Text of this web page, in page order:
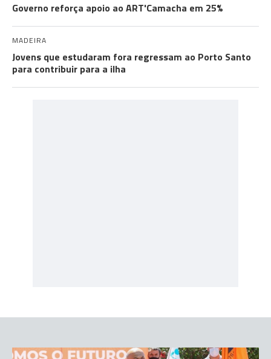
Governo reforça apoio ao ART'Camacha em 25%
MADEIRA
Jovens que estudaram fora regressam ao Porto Santo
para contribuir para a ilha